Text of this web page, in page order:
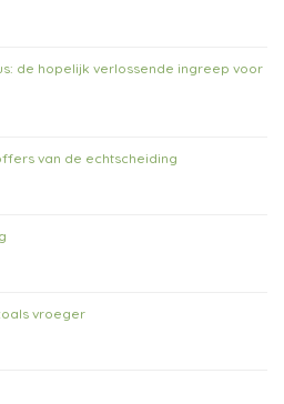
de hopelijk verlossende ingreep voor
van de echtscheiding
vroeger